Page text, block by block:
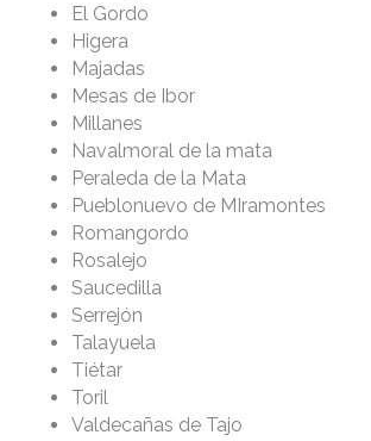
El Gordo
Higera
Majadas
Mesas de Ibor
Millanes
Navalmoral de la mata
Peraleda de la Mata
Pueblonuevo de MIramontes
Romangordo
Rosalejo
Saucedilla
Serrejón
Talayuela
Tiétar
Toril
Valdecañas de Tajo